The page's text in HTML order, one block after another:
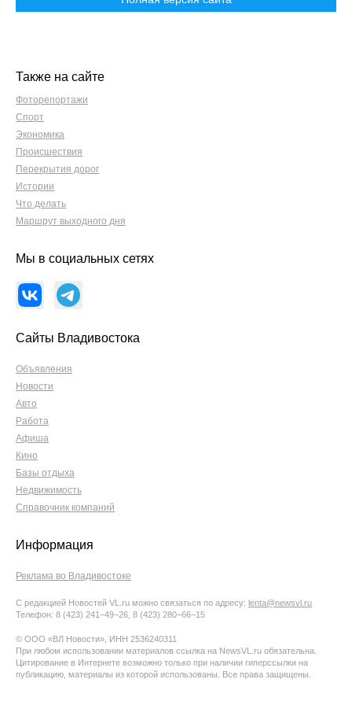
Также на сайте
Фоторепортажи
Спорт
Экономика
Происшествия
Перекрытия дорог
Истории
Что делать
Маршрут выходного дня
Мы в социальных сетях
Сайты Владивостока
Объявления
Новости
Авто
Работа
Афиша
Кино
Базы отдыха
Недвижимость
Справочник компаний
Информация
Реклама во Владивостоке
С редакцией Новостей VL.ru можно связаться по адресу: lenta@newsvl.ru
Телефон: 8 (423) 241−49−26, 8 (423) 280−66−15
© ООО «ВЛ Новости», ИНН 2536240311
При любом использовании материалов ссылка на NewsVL.ru обязательна.
Цитирование в Интернете возможно только при наличии гиперссылки на
публикацию, материалы из которой использованы. Все права защищены.